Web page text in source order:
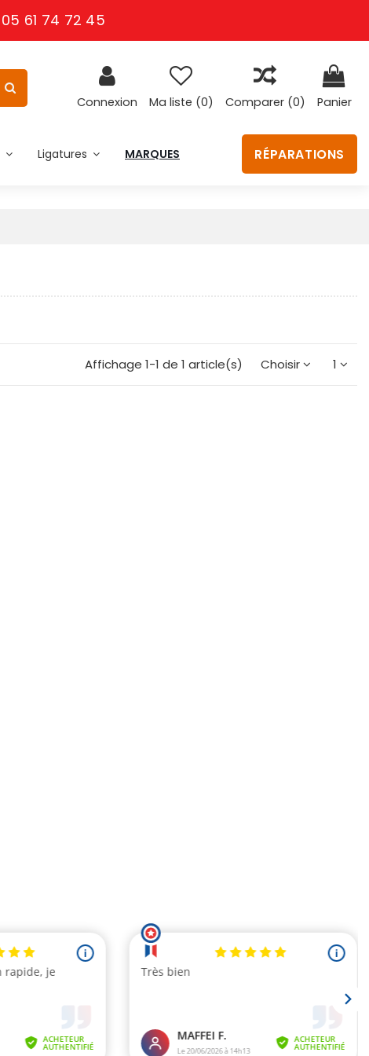
05 61 74 72 45
Connexion Ma liste (0) Comparer (0) Panier
Ligatures MARQUES RÉPARATIONS
Affichage 1-1 de 1 article(s) Choisir 1